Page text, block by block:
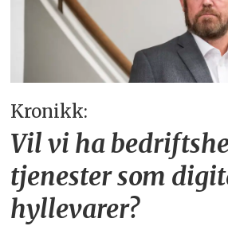
Kronikk:
Vil vi ha
tjenester som
hyllevarer?